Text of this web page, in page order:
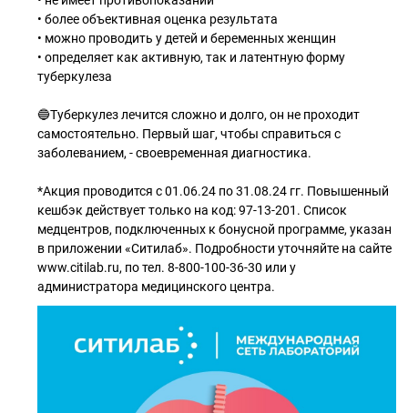
• более объективная оценка результата
• можно проводить у детей и беременных женщин
• определяет как активную, так и латентную форму
туберкулеза
🔵Туберкулез лечится сложно и долго, он не проходит
самостоятельно. Первый шаг, чтобы справиться с
заболеванием, - своевременная диагностика.
*Акция проводится с 01.06.24 по 31.08.24 гг. Повышенный
кешбэк действует только на код: 97-13-201. Список
медцентров, подключенных к бонусной программе, указан
в приложении «Ситилаб». Подробности уточняйте на сайте
www.citilab.ru, по тел. 8-800-100-36-30 или у
администратора медицинского центра.